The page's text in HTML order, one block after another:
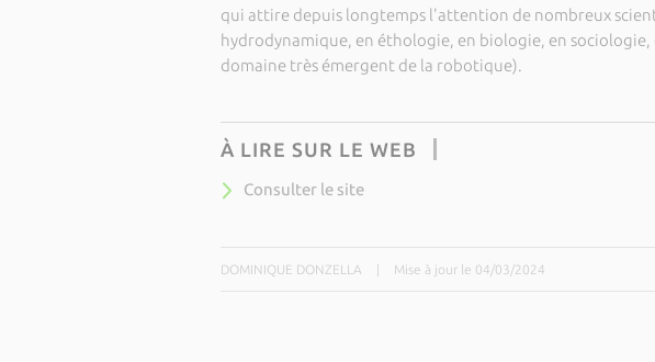
qui attire depuis longtemps l'attention de nombreux
hydrodynamique, en éthologie, en biologie, en
domaine très émergent de la robotique).
À LIRE SUR LE WEB
Consulter le site
DOMINIQUE DONZELLA Mise à jour le 04/03/2024